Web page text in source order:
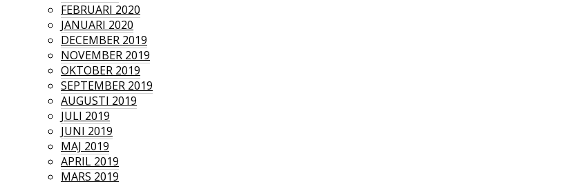
FEBRUARI 2020
JANUARI 2020
DECEMBER 2019
NOVEMBER 2019
OKTOBER 2019
SEPTEMBER 2019
AUGUSTI 2019
JULI 2019
JUNI 2019
MAJ 2019
APRIL 2019
MARS 2019